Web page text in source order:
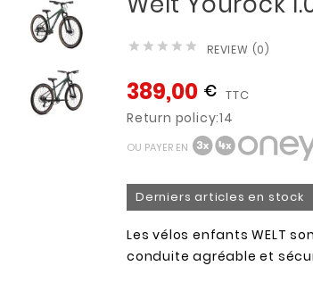
     REVIEW (0)
389,00 € TTC
Return policy:14
OU PAYER EN
Derniers articles en stock
Les vélos enfants WELT
conduite agréable et